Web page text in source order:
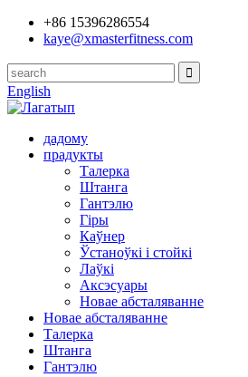
+86 15396286554
kaye@xmasterfitness.com
English
дадому
прадукты
Талерка
Штанга
Гантэлю
Гіры
Каўнер
Ўстаноўкі і стойкі
Лаўкі
Аксэсуары
Новае абсталяванне
Новае абсталяванне
Талерка
Штанга
Гантэлю